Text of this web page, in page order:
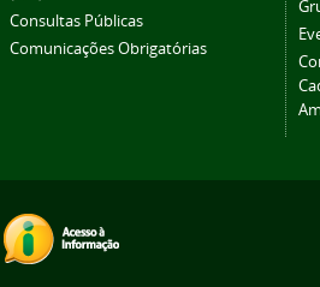
Consultas Públicas
Comunicações Obrigatórias